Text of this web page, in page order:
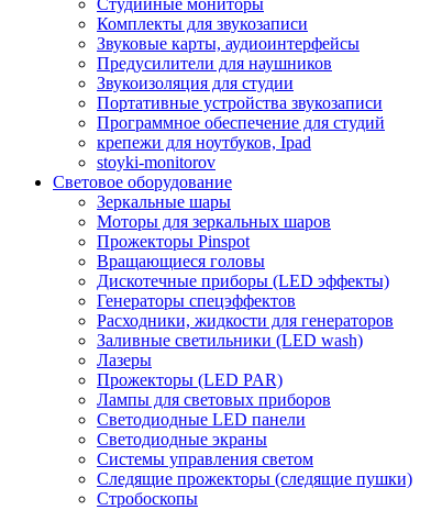
Студийные мониторы
Комплекты для звукозаписи
Звуковые карты, аудиоинтерфейсы
Предусилители для наушников
Звукоизоляция для студии
Портативные устройства звукозаписи
Программное обеспечение для студий
крепежи для ноутбуков, Ipad
stoyki-monitorov
Световое оборудование
Зеркальные шары
Моторы для зеркальных шаров
Прожекторы Pinspot
Вращающиеся головы
Дискотечные приборы (LED эффекты)
Генераторы спецэффектов
Расходники, жидкости для генераторов
Заливные светильники (LED wash)
Лазеры
Прожекторы (LED PAR)
Лампы для световых приборов
Светодиодные LED панели
Светодиодные экраны
Системы управления светом
Следящие прожекторы (следящие пушки)
Стробоскопы